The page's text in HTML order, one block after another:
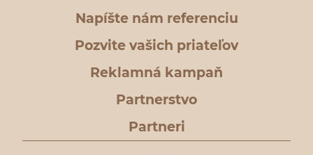
Napíšte nám referenciu
Pozvite vašich priateľov
Reklamná kampaň
Partnerstvo
Partneri